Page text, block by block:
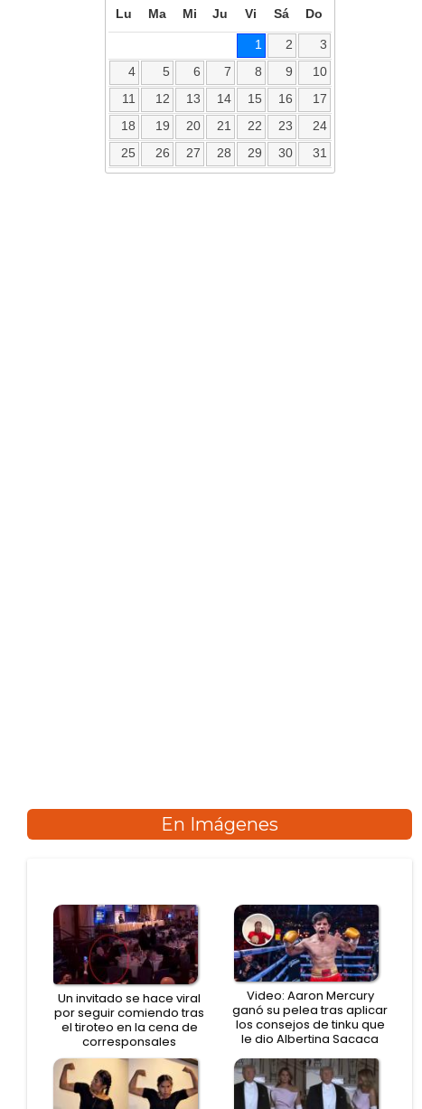
Lu Ma Mi Ju Vi Sá Do
1 2
3
4
5 6 7 8 9
10
11
12 13 14 15 16
17
18
19 20 21 22 23
24
25
26 27 28 29 30 31
En Imágenes
Un invitado se hace viral
por seguir comiendo tras
el tiroteo en la cena de
corresponsales
Video: Aaron Mercury
ganó su pelea tras aplicar
los consejos de tinku que
le dio Albertina Sacaca